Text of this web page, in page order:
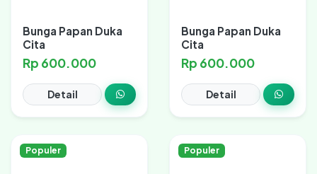
Bunga Papan Duka
Cita
Rp 600.000
Detail
Bunga Papan Duka
Cita
Rp 600.000
Detail
Populer Populer